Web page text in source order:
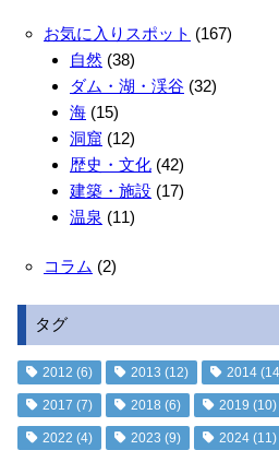
お気に入りスポット (167)
自然 (38)
ダム・湖・渓谷 (32)
海 (15)
洞窟 (12)
歴史・文化 (42)
建築・施設 (17)
温泉 (11)
コラム (2)
タグ
2012 (6) 2013 (12) 2014
2017 (7) 2018 (6) 2019 (10)
2022 (4) 2023 (9) 2024 (11)